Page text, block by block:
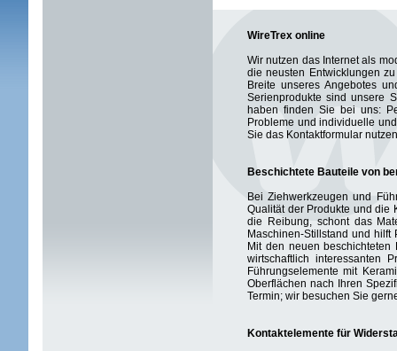
WireTrex online
Wir nutzen das Internet als
die neusten Entwicklungen
Breite unseres Angebotes
Serienprodukte sind unsere
haben finden Sie bei uns:
Probleme und individuelle
Sie das Kontaktformular
Beschichtete Bauteile von
Bei Ziehwerkzeugen und
Qualität der Produkte und die
die Reibung, schont das
Maschinen-Stillstand und
Mit den neuen
wirtschaftlich interessanten
Führungselemente mit
Oberflächen nach Ihren
Termin; wir besuchen Sie
Kontaktelemente für